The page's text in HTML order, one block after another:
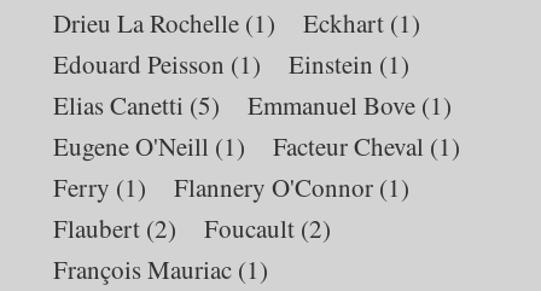
Drieu La Rochelle (1) Eckhart (1)
Edouard Peisson (1) Einstein (1)
Elias Canetti (5) Emmanuel Bove (1)
Eugene O'Neill (1) Facteur Cheval (1)
Ferry (1) Flannery O'Connor (1)
Flaubert (2) Foucault (2)
François Mauriac (1)